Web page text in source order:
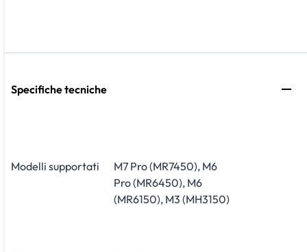
Specifiche tecniche
Modelli supportati
M7 Pro (MR7450), M6
Pro (MR6450), M6
(MR6150), M3 (MH3150)